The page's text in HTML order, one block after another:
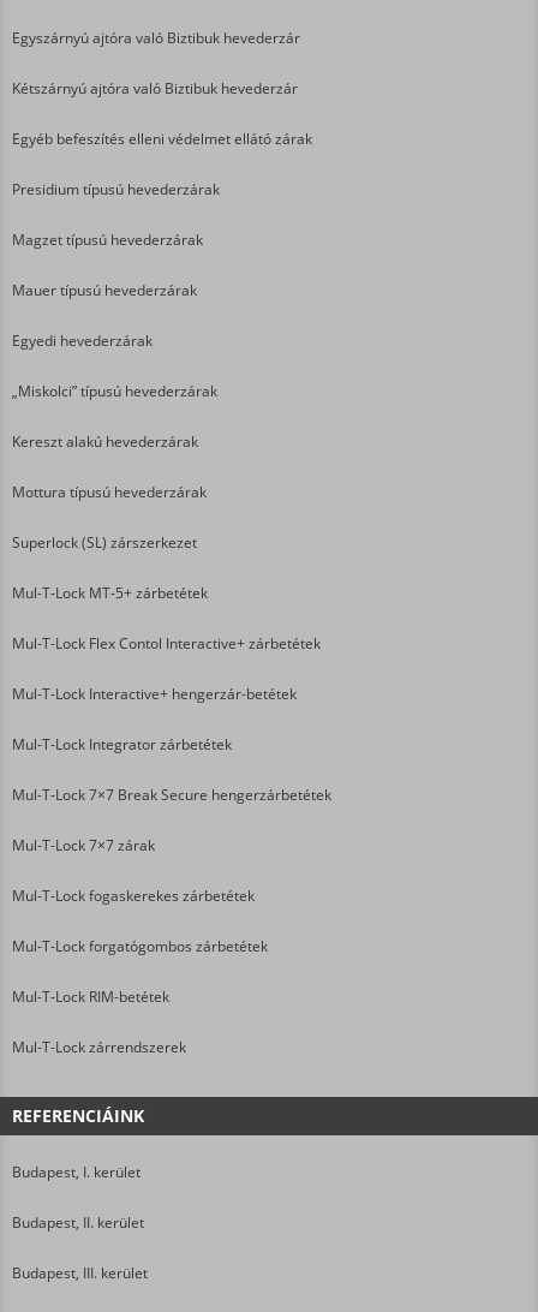
Egyszárnyú ajtóra való Biztibuk hevederzár
Kétszárnyú ajtóra való Biztibuk hevederzár
Egyéb befeszítés elleni védelmet ellátó zárak
Presidium típusú hevederzárak
Magzet típusú hevederzárak
Mauer típusú hevederzárak
Egyedi hevederzárak
„Miskolci” típusú hevederzárak
Kereszt alakú hevederzárak
Mottura típusú hevederzárak
Superlock (SL) zárszerkezet
Mul-T-Lock MT-5+ zárbetétek
Mul-T-Lock Flex Contol Interactive+ zárbetétek
Mul-T-Lock Interactive+ hengerzár-betétek
Mul-T-Lock Integrator zárbetétek
Mul-T-Lock 7×7 Break Secure hengerzárbetétek
Mul-T-Lock 7×7 zárak
Mul-T-Lock fogaskerekes zárbetétek
Mul-T-Lock forgatógombos zárbetétek
Mul-T-Lock RIM-betétek
Mul-T-Lock zárrendszerek
REFERENCIÁINK
Budapest, I. kerület
Budapest, II. kerület
Budapest, III. kerület